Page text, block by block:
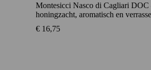
Montesicci Nasco di Cagliari DOC
honingzacht, aromatisch en
€ 16,75